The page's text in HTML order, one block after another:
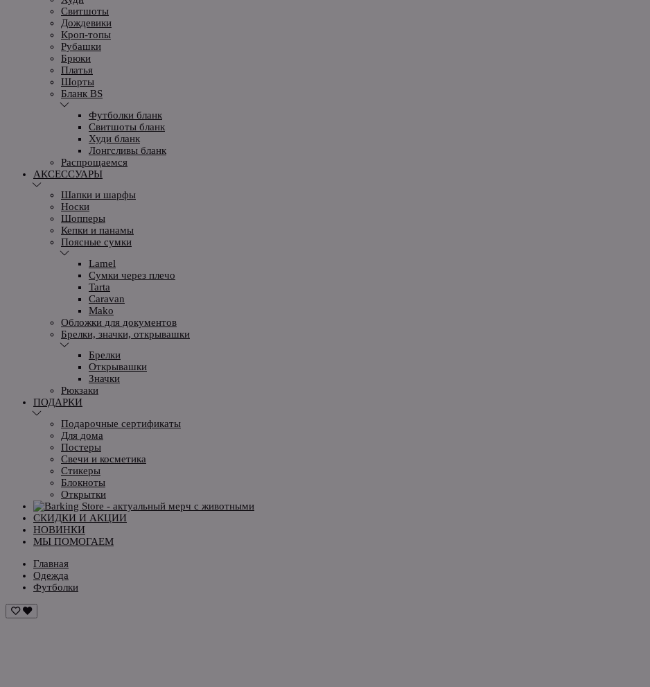
Свитшоты
Дождевики
Кроп-топы
Рубашки
Брюки
Платья
Шорты
Бланк BS
Футболки бланк
Свитшоты бланк
Худи бланк
Лонгсливы бланк
Распрощаемся
АКСЕССУАРЫ
Шапки и шарфы
Носки
Шопперы
Кепки и панамы
Поясные сумки
Lamel
Сумки через плечо
Tarta
Caravan
Mako
Обложки для документов
Брелки, значки, открывашки
Брелки
Открывашки
Значки
Рюкзаки
ПОДАРКИ
Подарочные сертификаты
Для дома
Постеры
Свечи и косметика
Стикеры
Блокноты
Открытки
СКИДКИ И АКЦИИ
НОВИНКИ
МЫ ПОМОГАЕМ
Главная
Одежда
Футболки